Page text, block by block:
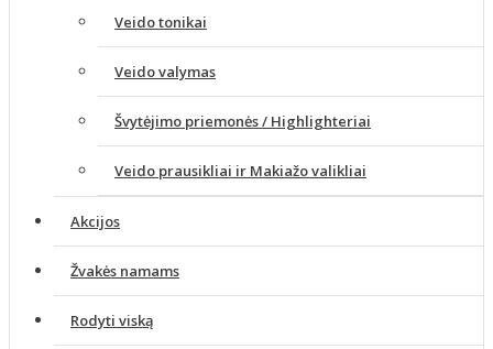
Veido tonikai
Veido valymas
Švytėjimo priemonės / Highlighteriai
Veido prausikliai ir Makiažo valikliai
Akcijos
Žvakės namams
Rodyti viską